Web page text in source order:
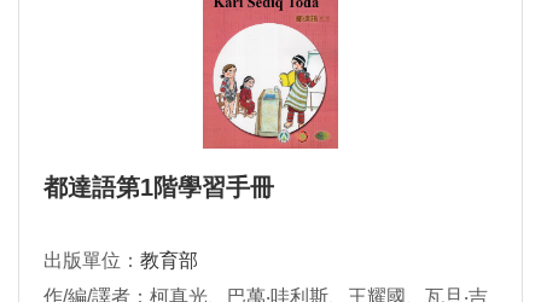
都達語第1階學習手冊
出版單位： 教育部
作/編/譯者：柯真光、巴萬‧哇利斯、王耀國、瓦旦‧吉